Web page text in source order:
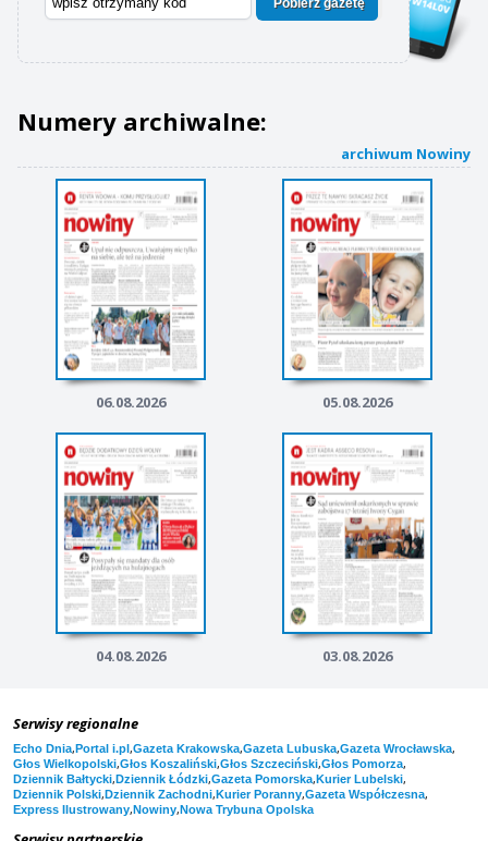
Numery archiwalne:
archiwum Nowiny
06.08.2026 05.08.2026
04.08.2026 03.08.2026
Serwisy regionalne
Echo Dnia,Portal i.pl,Gazeta Krakowska,Gazeta Lubuska,Gazeta Wrocławska,
Głos Wielkopolski,Głos Koszaliński,Głos Szczeciński,Głos Pomorza,
Dziennik Bałtycki,Dziennik Łódzki,Gazeta Pomorska,Kurier Lubelski,
Dziennik Polski,Dziennik Zachodni,Kurier Poranny,Gazeta Współczesna,
Express Ilustrowany,Nowiny,Nowa Trybuna Opolska